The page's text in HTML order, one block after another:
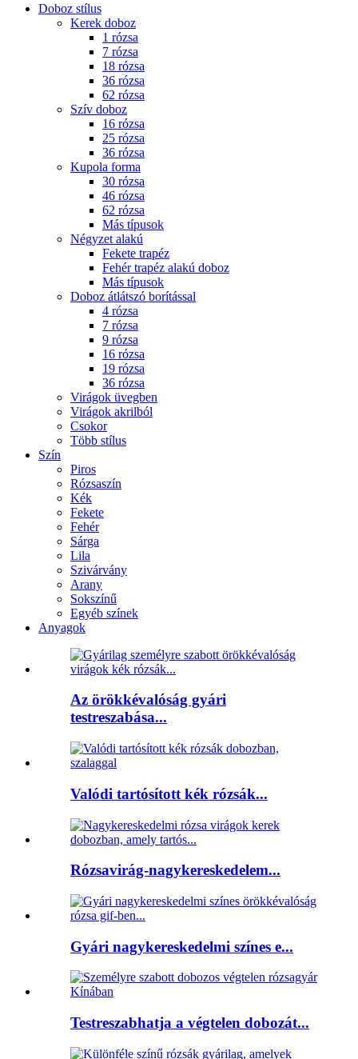
Doboz stílus
Kerek doboz
1 rózsa
7 rózsa
18 rózsa
36 rózsa
62 rózsa
Szív doboz
16 rózsa
25 rózsa
36 rózsa
Kupola forma
30 rózsa
46 rózsa
62 rózsa
Más típusok
Négyzet alakú
Fekete trapéz
Fehér trapéz alakú doboz
Más típusok
Doboz átlátszó borítással
4 rózsa
7 rózsa
9 rózsa
16 rózsa
19 rózsa
36 rózsa
Virágok üvegben
Virágok akrilból
Csokor
Több stílus
Szín
Piros
Rózsaszín
Kék
Fekete
Fehér
Sárga
Lila
Szivárvány
Arany
Sokszínű
Egyéb színek
Anyagok
Az örökkévalóság gyári
testreszabása...
Valódi tartósított kék rózsák...
Rózsavirág-nagykereskedelem...
Gyári nagykereskedelmi színes e...
Testreszabhatja a végtelen dobozát...